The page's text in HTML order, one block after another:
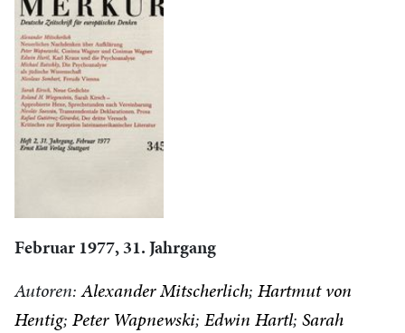
Februar 1977, 31. Jahrgang
Autoren:Alexander Mitscherlich Hartmut von
Hentig Peter Wapnewski Edwin Hartl Sarah